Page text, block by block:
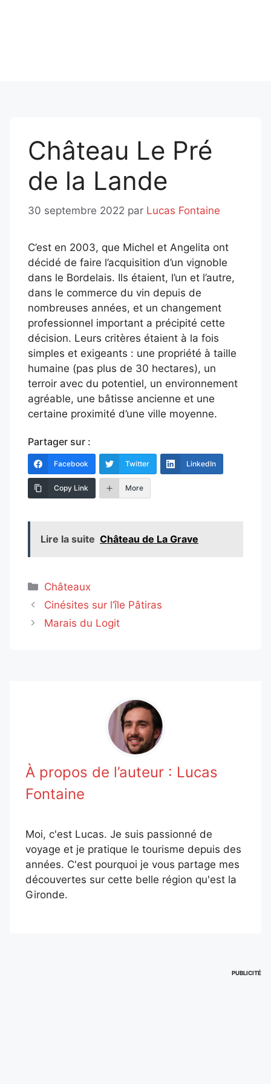
Château Le Pré
de la Lande
30 septembre 2022 par Lucas Fontaine
C’est en 2003, que Michel et Angelita ont
décidé de faire l’acquisition d’un vignoble
dans le Bordelais. Ils étaient, l’un et l’autre,
dans le commerce du vin depuis de
nombreuses années, et un changement
professionnel important a précipité cette
décision. Leurs critères étaient à la fois
simples et exigeants : une propriété à taille
humaine (pas plus de 30 hectares), un
terroir avec du potentiel, un environnement
agréable, une bâtisse ancienne et une
certaine proximité d’une ville moyenne.
Partager sur :
Facebook Twitter LinkedIn
Copy Link More
Lire la suite Château de La Grave
Catégories
Châteaux
Cinésites sur l’île Pâtiras
Marais du Logit
À propos de l’auteur : Lucas
Fontaine
Moi, c'est Lucas. Je suis passionné de
voyage et je pratique le tourisme depuis des
années. C'est pourquoi je vous partage mes
découvertes sur cette belle région qu'est la
Gironde.
PUBLICITÉ